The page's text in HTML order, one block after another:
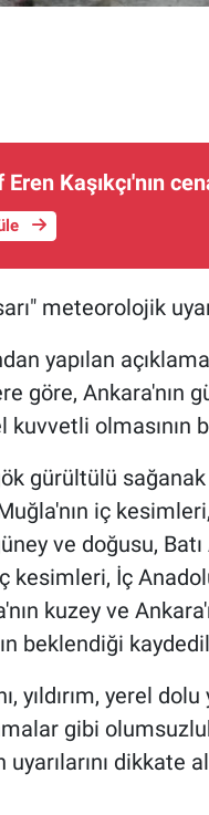
Kaşıkçı'nın
meteorolojik
yapılan
göre, Ankara'nın
kuvvetli
gürültülü sağanak
iç
ve doğusu,
kesimleri, İç
kuzey ve
beklendiği
yerel dolu
gibi
dikkate